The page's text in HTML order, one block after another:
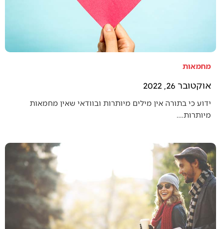
מחמאות
אוקטובר 26, 2022
ידוע כי בתורה אין מילים מיותרות ובוודאי שאין מחמאות
מיותרות.…